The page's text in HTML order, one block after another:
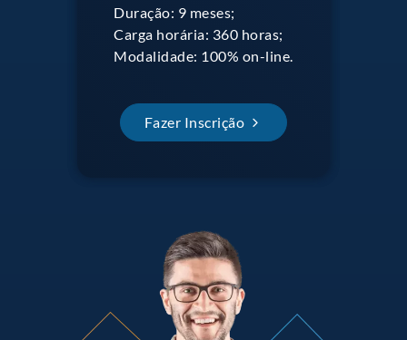
Duração: 9 meses;
Carga horária: 360 horas;
Modalidade: 100% on-line.
Fazer Inscrição